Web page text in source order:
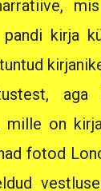
kirja
mille on
fotod